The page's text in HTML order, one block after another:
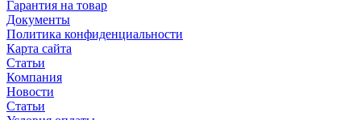
Гарантия на товар
Документы
Политика конфиденциальности
Карта сайта
Статьи
Компания
Новости
Статьи